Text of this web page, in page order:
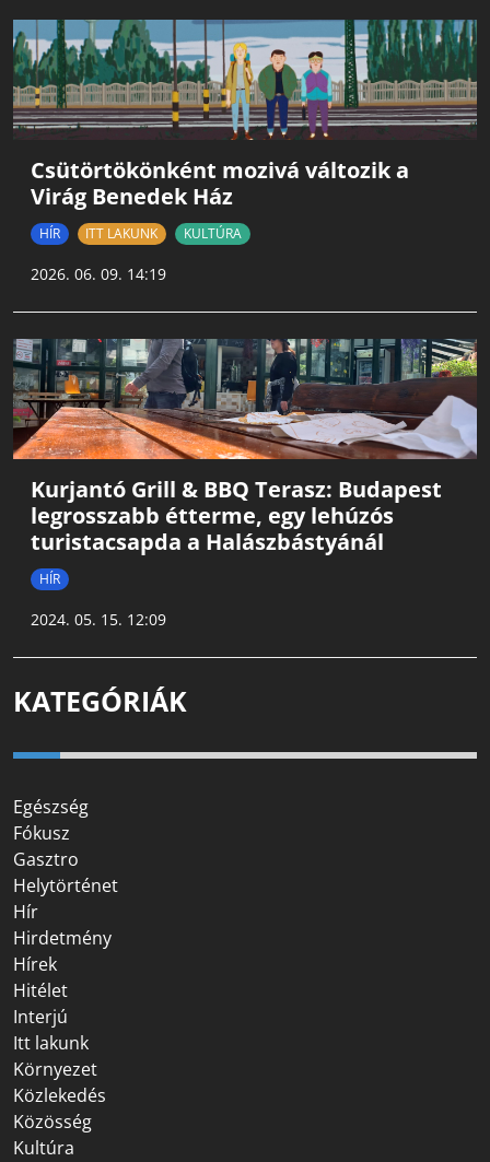
Csütörtökönként mozivá változik a
Virág Benedek Ház
HÍR ITT LAKUNK KULTÚRA
2026. 06. 09. 14:19
Kurjantó Grill & BBQ Terasz: Budapest
legrosszabb étterme, egy lehúzós
turistacsapda a Halászbástyánál
HÍR
2024. 05. 15. 12:09
KATEGÓRIÁK
Egészség
Fókusz
Gasztro
Helytörténet
Hír
Hirdetmény
Hírek
Hitélet
Interjú
Itt lakunk
Környezet
Közlekedés
Közösség
Kultúra